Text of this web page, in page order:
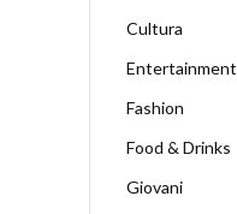
Cultura
Entertainment
Fashion
Food & Drinks
Giovani